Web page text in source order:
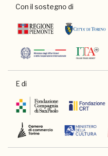
Con il sostegno di
E di